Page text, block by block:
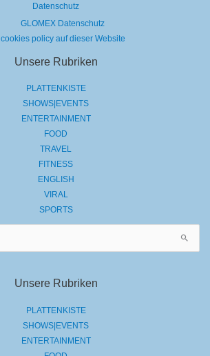
Datenschutz
GLOMEX Datenschutz
cookies policy auf dieser Website
Unsere Rubriken
PLATTENKISTE
SHOWS|EVENTS
ENTERTAINMENT
FOOD
TRAVEL
FITNESS
ENGLISH
VIRAL
SPORTS
Unsere Rubriken
PLATTENKISTE
SHOWS|EVENTS
ENTERTAINMENT